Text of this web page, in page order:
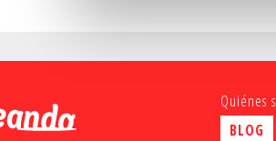
cajas
Quiénes
BLOG